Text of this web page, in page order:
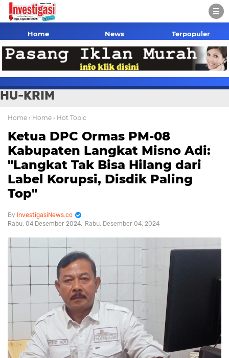
Home News Terpopuler
HU-KRIM
Home › Home › Hot Topic
Ketua DPC Ormas PM-08
Kabupaten Langkat Misno Adi:
"Langkat Tak Bisa Hilang dari
Label Korupsi, Disdik Paling
Top"
InvestigasiNews.co
Rabu, 04 Desember 2024
Rabu, Desember 04, 2024